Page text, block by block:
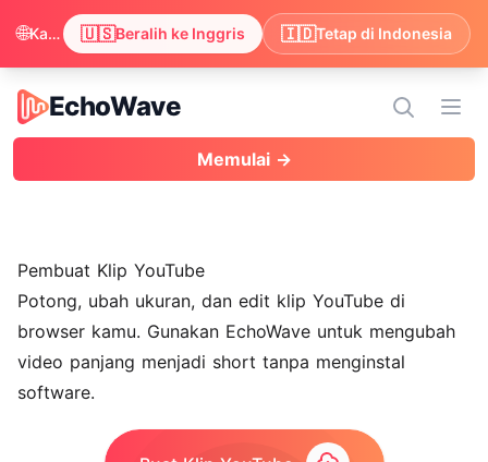
EchoWave
EchoWave
Memulai →
Pembuat Klip YouTube
Potong, ubah ukuran, dan edit klip YouTube di
browser kamu. Gunakan EchoWave untuk mengubah
video panjang menjadi short tanpa menginstal
software.
🌐 Kami melihat browser kamu lebih suka Inggris. Ingin beralih agar kontennya tampil dalam Inggris? 🇺🇸Beralih ke Inggris 🇮🇩Tetap di Indonesia